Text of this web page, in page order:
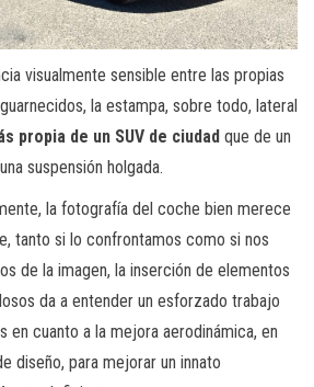
visualmente sensible entre las propias
la estampa, sobre todo, lateral
propia de un SUV de ciudad que de un
suspensión holgada.
la fotografía del coche bien merece
tanto si lo confrontamos como si nos
de la imagen, la inserción de elementos
da a entender un esforzado trabajo
en cuanto a la mejora aerodinámica, en
diseño, para mejorar un innato